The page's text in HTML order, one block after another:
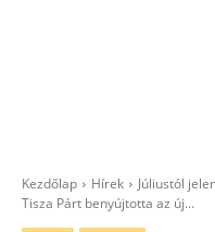
Kezdőlap Hírek
Júliustól
Tisza Párt benyújtotta az új...